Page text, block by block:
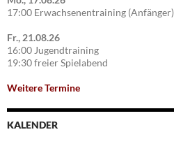
17:00 Erwachsenentraining (Anfänger)
Fr., 21.08.26
16:00 Jugendtraining
19:30 freier Spielabend
Weitere Termine
KALENDER